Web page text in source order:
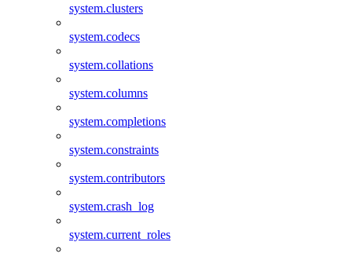
system.clusters
system.codecs
system.collations
system.columns
system.completions
system.constraints
system.contributors
system.crash_log
system.current_roles